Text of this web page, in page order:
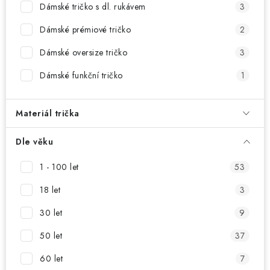
MIKINY
OKAMŽITĚ K ODBĚRU
B2B
MÁM SRDCE POMÁHÁM
VÁNOCE
PROVIZNÍ SYSTÉM
O nás Časté otázky
Zásady zpracování ochrany osobních údajů
Kontakty
Dámské tričko s dl. rukávem
3
Dámské prémiové tričko
2
Dámské oversize tričko
3
Dámské funkční tričko
1
Materiál trička
Dle věku
1 - 100 let
53
18 let
3
30 let
9
50 let
37
60 let
7